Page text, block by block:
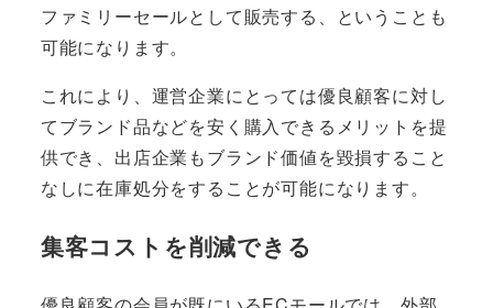
ファミリーセールとして販売する、ということも
可能になります。
これにより、運営企業にとっては優良顧客に対し
てブランド品などを安く購入できるメリットを提
供でき、出店企業もブランド価値を毀損すること
なしに在庫処分をすることが可能になります。
集客コストを削減できる